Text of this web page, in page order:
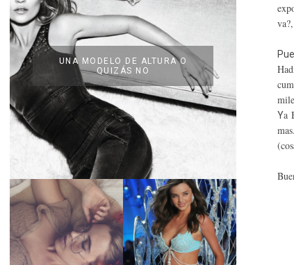
Ya
UNA MODELO DE ALTURA O
QUIZÁS NO
LA BAILARINA
BLANCA DE LA
CRUZ O COMO
REINVENTARSE
ANTE LA
ADVERSIDAD.
LA ALTURA DE LAS
MODELOS MAS
ALTAS